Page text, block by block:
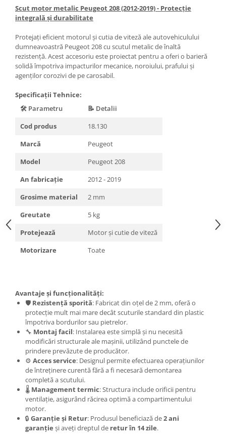
Carlige Jaecoo E5
Carlige Jeep
Carlige Kia
Carlige Kia EV4
Carlige Kia EV5
Carlige Kia PV5
Carlige Lancia
Carlige Mercedes
Carlige MG
Carlige Mini
Carlige Mitsubishi
Carlige Nissan
Carlige Peugeot
Carlige Plymouth
Carlige Polestar
Carlige Porsche
Carlige Renault
Carlige Seat
Carlige Skoda
Carlige SsangYong
Carlige Subaru
Carlige Suzuki
Scut motor metalic Peugeot 208 (2012-2019) - Protecție
integrală și durabilitate
Protejați eficient motorul și cutia de viteză ale autovehiculului
dumneavoastră Peugeot 208 cu scutul metalic de înaltă
rezistență. Acest accesoriu este proiectat pentru a oferi o barieră
solidă împotriva impacturilor mecanice, noroiului, prafului și
agenților corozivi de pe carosabil.
Specificații Tehnice:
🛠️ Parametru
📝 Detalii
Cod produs
18.130
Marcă
Peugeot
Model
Peugeot 208
An fabricație
2012 - 2019
Grosime material
2 mm
Greutate
5 kg
Protejează
Motor și cutie de viteză
Motorizare
Toate
Avantaje și funcționalități:
🛡️ Rezistență sporită: Fabricat din oțel de 2 mm, oferă o
protecție mult mai mare decât scuturile standard din plastic
împotriva bordurilor sau pietrelor.
🔧 Montaj facil: Instalarea este simplă și nu necesită
modificări structurale ale mașinii, utilizând punctele de
prindere prevăzute de producător.
⚙️ Acces service: Designul permite efectuarea operațiunilor
de întreținere curentă fără a fi necesară demontarea
completă a scutului.
🌡️ Management termic: Structura include orificii pentru
ventilație, asigurând răcirea optimă a compartimentului
motor.
🔒 Garanție și Retur: Produsul beneficiază de2 ani
garanție și aveți dreptul de retur în 14 zile.